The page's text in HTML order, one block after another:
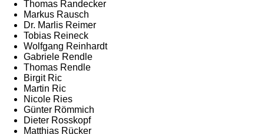
Thomas Randecker
Markus Rausch
Dr. Marlis Reimer
Tobias Reineck
Wolfgang Reinhardt
Gabriele Rendle
Thomas Rendle
Birgit Ric
Martin Ric
Nicole Ries
Günter Römmich
Dieter Rosskopf
Matthias Rücker